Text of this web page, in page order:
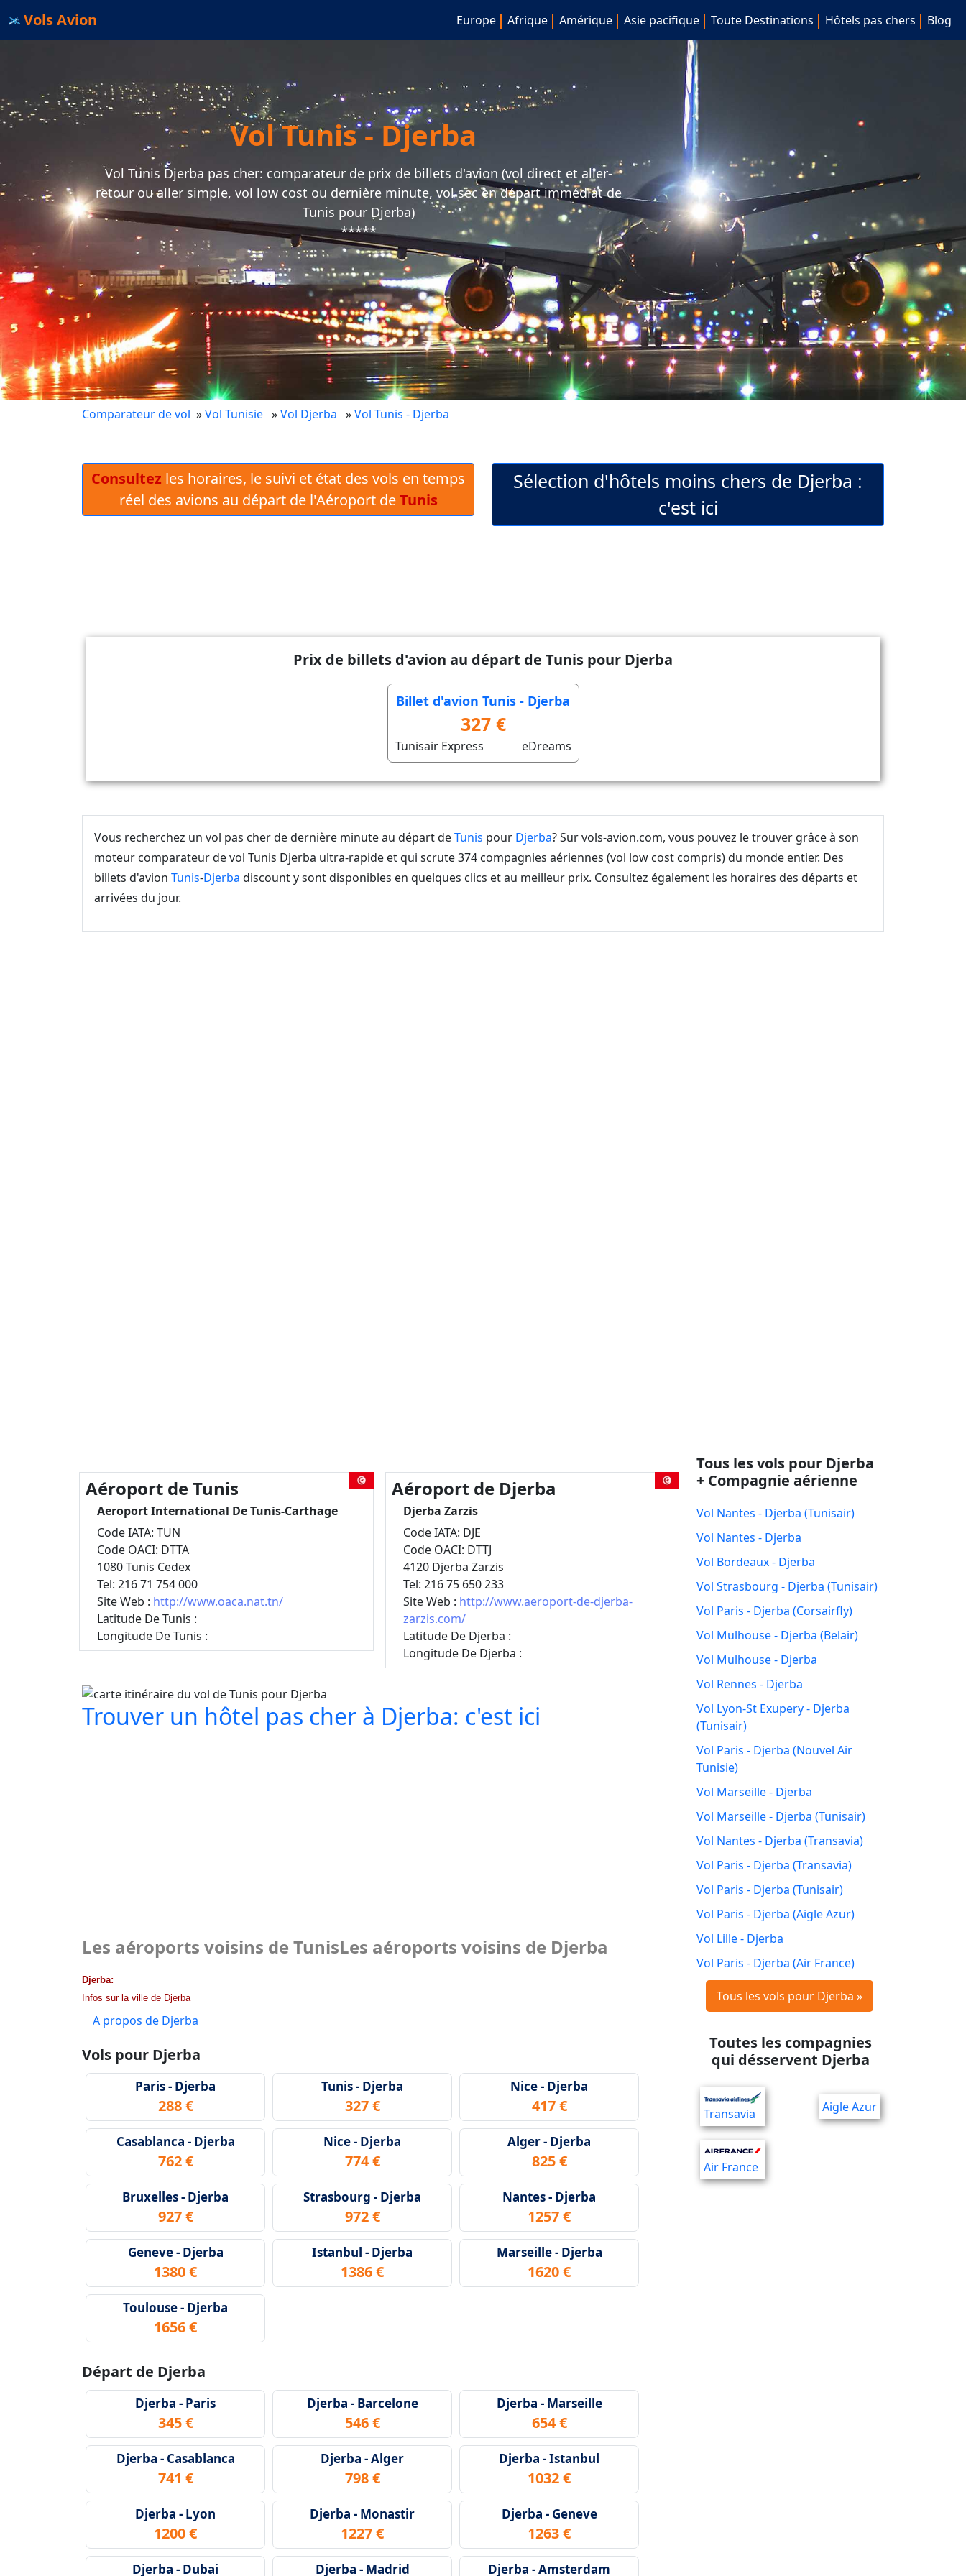
Vols Avion Europe Afrique Amérique Asie pacifique Toute Destinations Hôtels pas chers Blog
Vol Tunis - Djerba
Vol Tunis Djerba pas cher: comparateur de prix de billets d'avion (vol direct et aller-
retour ou aller simple, vol low cost ou dernière minute, vol sec en départ immédiat de
Tunis pour Djerba)
*****
Comparateur de vol »Vol Tunisie »Vol Djerba »Vol Tunis - Djerba
Consultez les horaires, le suivi et état des vols en temps
réel des avions au départ de l'Aéroport deTunis
Sélection d'hôtels moins chers de Djerba :
c'est ici
Prix de billets d'avion au départ de Tunis pour Djerba
Billet d'avion Tunis - Djerba
327 €
Tunisair Express eDreams
Vous recherchez un vol pas cher de dernière minute au départ deTunis pour Djerba? Sur vols-avion.com, vous pouvez le trouver grâce à son
moteur comparateur de vol Tunis Djerba ultra-rapide et qui scrute 374 compagnies aériennes (vol low cost compris) du monde entier. Des
billets d'avion Tunis-Djerba discount y sont disponibles en quelques clics et au meilleur prix. Consultez également les horaires des départs et
arrivées du jour.
Aéroport de Tunis
Aeroport International De Tunis-Carthage
Code IATA: TUN
Code OACI: DTTA
1080 Tunis Cedex
Tel: 216 71 754 000
Site Web : http://www.oaca.nat.tn/
Latitude De Tunis :
Longitude De Tunis :
Aéroport de Djerba
Djerba Zarzis
Code IATA: DJE
Code OACI: DTTJ
4120 Djerba Zarzis
Tel: 216 75 650 233
Site Web : http://www.aeroport-de-djerba-
zarzis.com/
Latitude De Djerba :
Longitude De Djerba :
Trouver un hôtel pas cher à Djerba: c'est ici
Les aéroports voisins de TunisLes aéroports voisins de Djerba
Djerba:
Infos sur la ville de Djerba
A propos de Djerba
Vols pour Djerba
Paris - Djerba
288 €
Tunis - Djerba
327 €
Nice - Djerba
417 €
Casablanca - Djerba
762 €
Nice - Djerba
774 €
Alger - Djerba
825 €
Bruxelles - Djerba
927 €
Strasbourg - Djerba
972 €
Nantes - Djerba
1257 €
Geneve - Djerba
1380 €
Istanbul - Djerba
1386 €
Marseille - Djerba
1620 €
Toulouse - Djerba
1656 €
Départ de Djerba
Djerba - Paris
345 €
Djerba - Barcelone
546 €
Djerba - Marseille
654 €
Djerba - Casablanca
741 €
Djerba - Alger
798 €
Djerba - Istanbul
1032 €
Djerba - Lyon
1200 €
Djerba - Monastir
1227 €
Djerba - Geneve
1263 €
Djerba - Dubai Djerba - Madrid Djerba - Amsterdam
Tous les vols pour Djerba
+ Compagnie aérienne
Vol Nantes - Djerba (Tunisair)
Vol Nantes - Djerba
Vol Bordeaux - Djerba
Vol Strasbourg - Djerba (Tunisair)
Vol Paris - Djerba (Corsairfly)
Vol Mulhouse - Djerba (Belair)
Vol Mulhouse - Djerba
Vol Rennes - Djerba
Vol Lyon-St Exupery - Djerba
(Tunisair)
Vol Paris - Djerba (Nouvel Air
Tunisie)
Vol Marseille - Djerba
Vol Marseille - Djerba (Tunisair)
Vol Nantes - Djerba (Transavia)
Vol Paris - Djerba (Transavia)
Vol Paris - Djerba (Tunisair)
Vol Paris - Djerba (Aigle Azur)
Vol Lille - Djerba
Vol Paris - Djerba (Air France)
Tous les vols pour Djerba »
Toutes les compagnies
qui désservent Djerba
Transavia Aigle Azur
Air France